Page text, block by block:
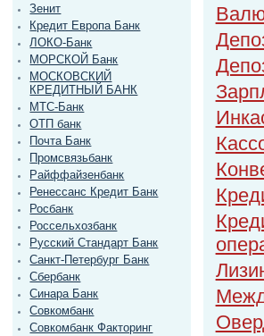
Зенит
Кредит Европа Банк
ЛОКО-Банк
МОРСКОЙ Банк
МОСКОВСКИЙ
КРЕДИТНЫЙ БАНК
МТС-Банк
ОТП банк
Почта Банк
Промсвязьбанк
Райффайзенбанк
Ренессанс Кредит Банк
Росбанк
Россельхозбанк
Русский Стандарт Банк
Санкт-Петербург Банк
Сбербанк
Синара Банк
Совкомбанк
Совкомбанк Факторинг